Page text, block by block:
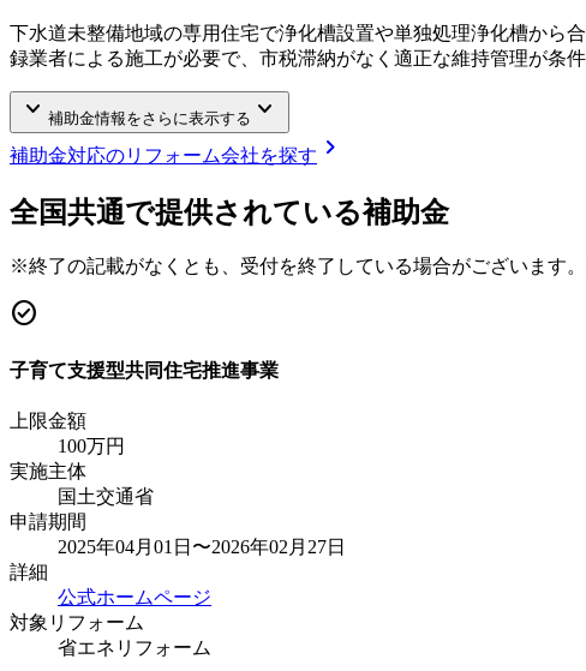
下水道未整備地域の専用住宅で浄化槽設置や単独処理浄化槽から
録業者による施工が必要で、市税滞納がなく適正な維持管理が条
keyboard_arrow_down 補助金情報をさらに表示する keyboard_arrow_down
補助金対応のリフォーム会社を探す chevron_right
全国共通で提供されている補助金
※終了の記載がなくとも、受付を終了している場合がございます
check_circle
子育て支援型共同住宅推進事業
上限金額
100万円
実施主体
国土交通省
申請期間
2025年04月01日〜2026年02月27日
詳細
公式ホームページ
対象リフォーム
省エネリフォーム